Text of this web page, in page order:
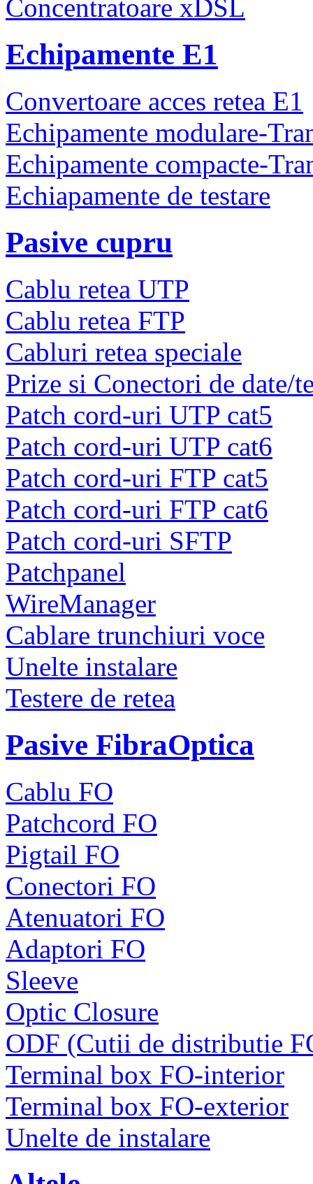
Concentratoare xDSL
Echipamente E1
Convertoare acces retea E1
Echipamente modulare-
Echipamente compacte-
Echiapamente de testare
Pasive cupru
Cablu retea UTP
Cablu retea FTP
Cabluri retea speciale
Prize si Conectori de date/
Patch cord-uri UTP cat5
Patch cord-uri UTP cat6
Patch cord-uri FTP cat5
Patch cord-uri FTP cat6
Patch cord-uri SFTP
Patchpanel
WireManager
Cablare trunchiuri voce
Unelte instalare
Testere de retea
Pasive FibraOptica
Cablu FO
Patchcord FO
Pigtail FO
Conectori FO
Atenuatori FO
Adaptori FO
Sleeve
Optic Closure
ODF (Cutii de distributie
Terminal box FO-interior
Terminal box FO-exterior
Unelte de instalare